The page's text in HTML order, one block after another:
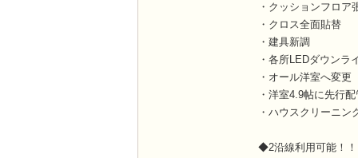
・クッションフロア
・クロス全面貼替
・建具新調
・各所LEDダウンラ
・オール洋室へ変更
・洋室4.9帖に先行
・ハウスクリーニ
◆2沿線利用可能！！